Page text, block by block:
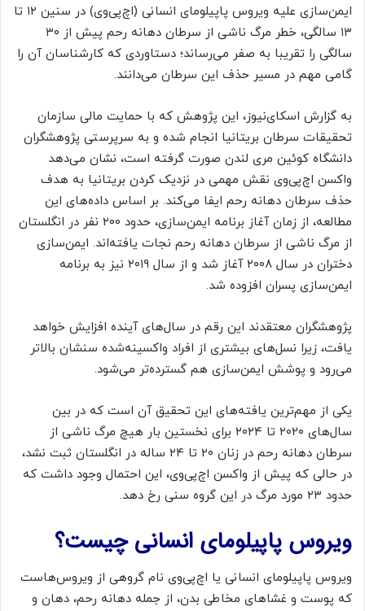
ایمن‌سازی علیه ویروس پاپیلومای انسانی (اچ‌پی‌وی) در سنین ۱۲ تا
۱۳ سالگی، خطر مرگ ناشی از سرطان دهانه رحم پیش از ۳۰
سالگی را تقریبا به صفر می‌رساند؛ دستاوردی که کارشناسان آن را
گامی مهم در مسیر حذف این سرطان می‌دانند.
به گزارش اسکای‌نیوز، این پژوهش که با حمایت مالی سازمان
تحقیقات سرطان بریتانیا انجام شده و به سرپرستی پژوهشگران
دانشگاه کوئین مری لندن صورت گرفته است، نشان می‌دهد
واکسن اچ‌پی‌وی نقش مهمی در نزدیک کردن بریتانیا به هدف
حذف سرطان دهانه رحم ایفا می‌کند. بر اساس داده‌های این
مطالعه، از زمان آغاز برنامه ایمن‌سازی، حدود ۲۰۰ نفر در انگلستان
از مرگ ناشی از سرطان دهانه رحم نجات یافته‌اند. ایمن‌سازی
دختران در سال ۲۰۰۸ آغاز شد و از سال ۲۰۱۹ نیز به برنامه
ایمن‌سازی پسران افزوده شد.
پژوهشگران معتقدند این رقم در سال‌های آینده افزایش خواهد
یافت، زیرا نسل‌های بیشتری از افراد واکسینه‌شده سنشان بالاتر
می‌رود و پوشش ایمن‌سازی هم گسترده‌تر می‌شود.
یکی از مهم‌ترین یافته‌های این تحقیق آن است که در بین
سال‌های ۲۰۲۰ تا ۲۰۲۴ برای نخستین بار هیچ مرگ ناشی از
سرطان دهانه رحم در زنان ۲۰ تا ۲۴ ساله در انگلستان ثبت نشد،
در حالی که پیش از واکسن اچ‌پی‌وی، این احتمال وجود داشت که
حدود ۲۳ مورد مرگ در این گروه سنی رخ دهد.
ویروس پاپیلومای انسانی چیست؟
ویروس پاپیلومای انسانی یا اچ‌پی‌وی نام گروهی از ویروس‌هاست
که پوست و غشاهای مخاطی بدن، از جمله دهانه رحم، دهان و